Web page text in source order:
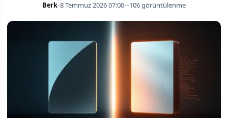
Berk•8 Temmuz 2026 07:00••106 görüntülenme